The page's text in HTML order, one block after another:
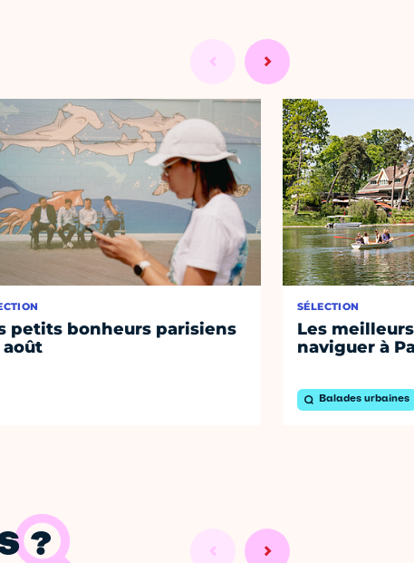
petits bonheurs parisiens
août
SÉLECTION
Les
naviguer à
Balades urbaines
?